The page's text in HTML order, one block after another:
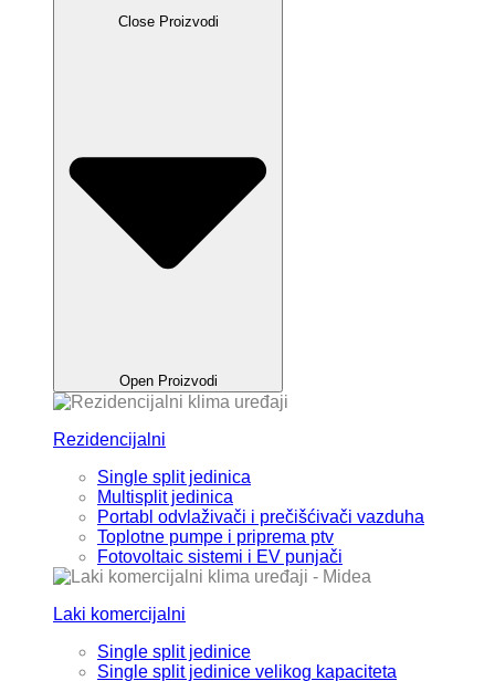
Close Proizvodi
Open Proizvodi
Rezidencijalni
Single split jedinica
Multisplit jedinica
Portabl odvlaživači i prečišćivači vazduha
Toplotne pumpe i priprema ptv
Fotovoltaic sistemi i EV punjači
Laki komercijalni
Single split jedinice
Single split jedinice velikog kapaciteta